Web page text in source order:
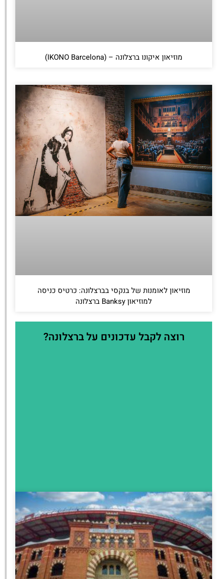
מוזיאון איקונו ברצלונה – (IKONO Barcelona)
מוזיאון לאומנות של בנקסי בברצלונה: כרטיס כניסה
למוזיאון Banksy ברצלונה
רוצה לקבל עדכונים על ברצלונה?